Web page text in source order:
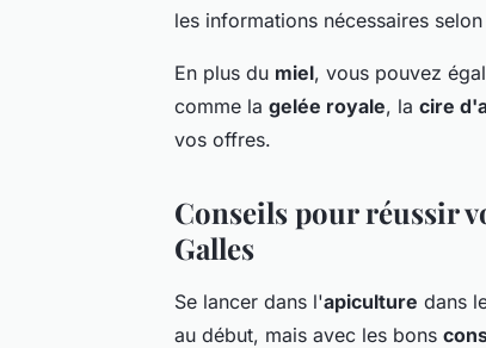
les informations nécessaires
En plus du miel, vous pouvez
comme la gelée royale, la cire
vos offres.
Conseils pour réussir
Galles
Se lancer dans l'apiculture dans
au début, mais avec les bons